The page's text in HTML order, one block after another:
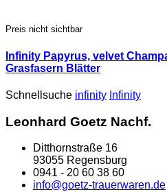
Preis nicht sichtbar
Infinity Papyrus, velvet
Grasfasern Blätter
Schnellsuche infinity Infinity
Leonhard Goetz Nachf.
Ditthornstraße 16
93055 Regensburg
0941 - 20 60 38 60
info@goetz-trauerwaren.de